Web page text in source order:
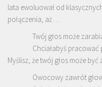
lata ewoluował od
połączenia, aż …
Twój głos może
Chciałabyś
Myślisz, że twój głos może
Owocowy zawrót